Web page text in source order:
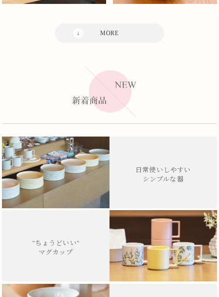
日常使いしやすい
シンプルな器
"ちょうどいい"
マグカップ